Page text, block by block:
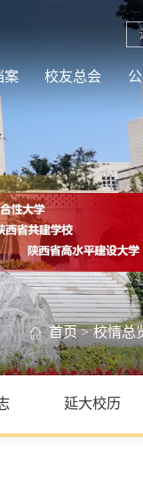
案 校友总会
首页 > 校情总
延大校历